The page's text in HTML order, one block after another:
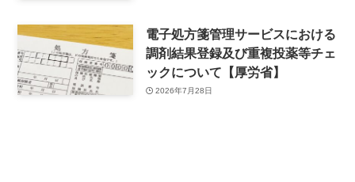
電子処方箋管理サービスにおける
調剤結果登録及び重複投薬等チェ
ックについて【厚労省】
2026年7月28日